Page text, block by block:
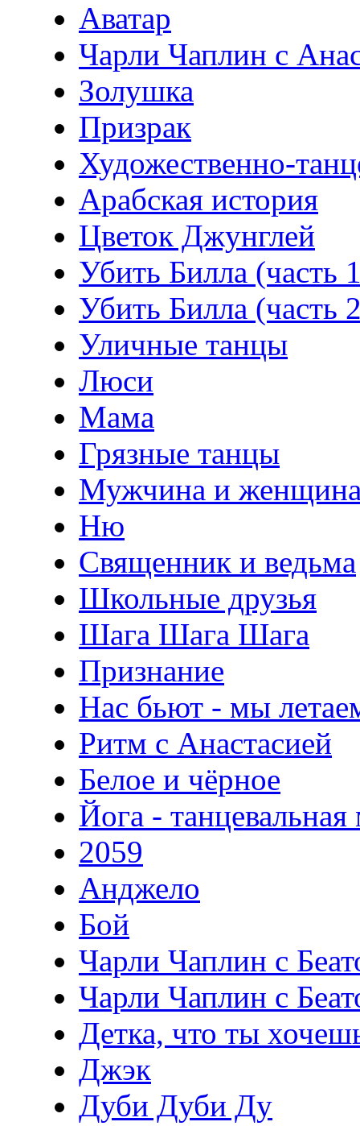
Аватар
Чарли Чаплин с
Золушка
Призрак
Художественно-
Арабская история
Цветок Джунглей
Убить Билла (часть
Убить Билла (часть
Уличные танцы
Люси
Мама
Грязные танцы
Мужчина и
Ню
Священник и ведьма
Школьные друзья
Шага Шага Шага
Признание
Нас бьют - мы
Ритм с Анастасией
Белое и чёрное
Йога -
2059
Анджело
Бой
Чарли Чаплин c
Чарли Чаплин c
Детка, что ты
Джэк
Дуби Дуби Ду